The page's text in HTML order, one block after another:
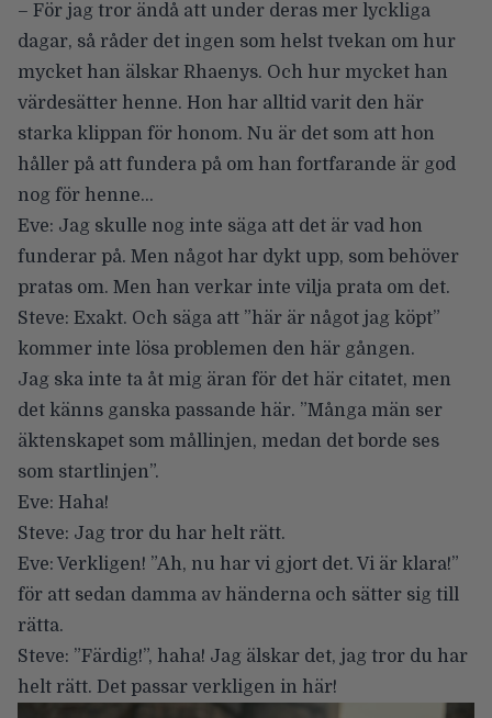
– För jag tror ändå att under deras mer lyckliga
dagar, så råder det ingen som helst tvekan om hur
mycket han älskar Rhaenys. Och hur mycket han
värdesätter henne. Hon har alltid varit den här
starka klippan för honom. Nu är det som att hon
håller på att fundera på om han fortfarande är god
nog för henne…
Eve: Jag skulle nog inte säga att det är vad hon
funderar på. Men något har dykt upp, som behöver
pratas om. Men han verkar inte vilja prata om det.
Steve: Exakt. Och säga att ”här är något jag köpt”
kommer inte lösa problemen den här gången.
Jag ska inte ta åt mig äran för det här citatet, men
det känns ganska passande här. ”Många män ser
äktenskapet som mållinjen, medan det borde ses
som startlinjen”.
Eve: Haha!
Steve: Jag tror du har helt rätt.
Eve: Verkligen! ”Ah, nu har vi gjort det. Vi är klara!”
för att sedan damma av händerna och sätter sig till
rätta.
Steve: ”Färdig!”, haha! Jag älskar det, jag tror du har
helt rätt. Det passar verkligen in här!